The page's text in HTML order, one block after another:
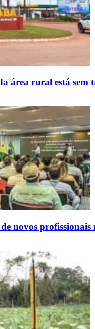
área rural está sem
novos profissionais